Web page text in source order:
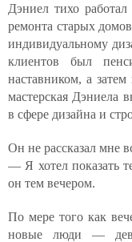
Дэниел тихо
ремонта старых
индивидуальному
клиентов был
наставником, а
мастерская Дэниела
в сфере дизайна и
Он не рассказал мне
— Я хотел показать
он тем вечером.
По мере того как
новые люди —